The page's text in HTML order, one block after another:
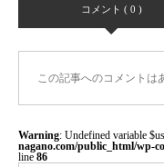
コメント ( 0 )
この記事へのコメントは
Warning: Undefined variable
nagano.com/public_html/wp-
line 86